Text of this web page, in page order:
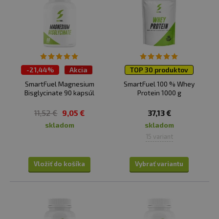
Výber s dôrazom na praktickosť a jednoduchosť,
teda produkty, ktoré sa dajú dobre začleniť do
dennej rutiny aj pri náročnom tréningu či
hektickom životnom štýle.
-21,44%
Akcia
SmartFuel Magnesium
Bisglycinate 90 kapsúl
11,52 € 9,05 €
skladom
Vložiť do košíka
TOP 30 produktov
SmartFuel 100 % Whey
Protein 1000 g
37,13 €
skladom
15 variant
Vybrať variantu